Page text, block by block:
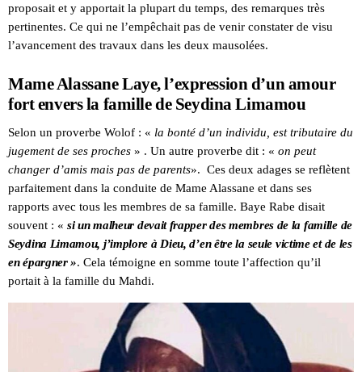
proposait et y apportait la plupart du temps, des remarques très
pertinentes. Ce qui ne l’empêchait pas de venir constater de visu
l’avancement des travaux dans les deux mausolées.
Mame Alassane Laye, l’expression d’un amour
fort envers la famille de Seydina Limamou
Selon un proverbe Wolof : « la bonté d’un individu, est tributaire du
jugement de ses proches » . Un autre proverbe dit : « on peut
changer d’amis mais pas de parents». Ces deux adages se reflètent
parfaitement dans la conduite de Mame Alassane et dans ses
rapports avec tous les membres de sa famille. Baye Rabe disait
souvent : « si un malheur devait frapper des membres de la famille de
Seydina Limamou, j’implore à Dieu, d’en être la seule victime et de les
en épargner ». Cela témoigne en somme toute l’affection qu’il
portait à la famille du Mahdi.